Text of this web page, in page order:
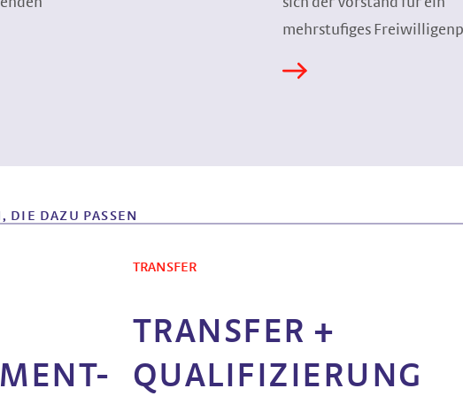
mehrstufiges
DIE DAZU PASSEN
TRANSFER
TRANSFER +
QUALIFIZIERUNG